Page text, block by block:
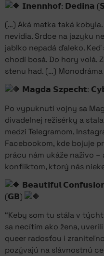
𝗜𝗻𝗲𝗻𝗻𝗵𝗼𝗳: 𝗗𝗲𝗱𝗶𝗻𝗮
(…) Aká matka taká
nevidia. Srdce na jazyku
jablko nepadá ďaleko.
chodí bosá. Do hory volá.
stenu had. (…)
𝗠𝗮𝗴𝗱𝗮 𝗦𝘇𝗽𝗲𝗰𝗵𝘁:
Po vypuknutí vojny sa
divadelnej režisérky a
medzi Telegramom,
Facebookom, kde bojuje
prácu nám ukáže naživo
konfliktom, ktorý nás
𝗕𝗲𝗮𝘂𝘁𝗶𝗳𝘂𝗹
(𝗚𝗕)
“Keby som tu stála v
sa necítim ako žena,
queer radosťou i
pozývajú na slávnostnú